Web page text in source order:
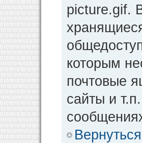
picture.gif.
которым
почтовые
сайты и